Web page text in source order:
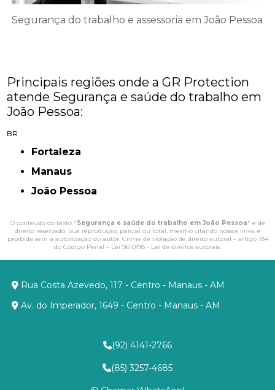
Segurança do trabalho e assessoria em João Pessoa
Principais regiões onde a GR Protection
atende Segurança e saúde do trabalho em
João Pessoa:
BR
Fortaleza
Manaus
João Pessoa
O conteúdo do texto "Segurança e saúde do trabalho em João Pessoa" é de
direito reservado. Sua reprodução, parcial ou total, mesmo citando nossos links, é
proibida sem a autorização do autor. Crime de violação de direito autoral – artigo 184
do Código Penal – Lei 9610/98 - Lei de direitos autorais.
Rua Costa Azevedo, 117 - Centro - Manaus - AM
Av. do Imperador, 1649 - Centro - Manaus - AM
(92) 4141-2766
(85) 3257-4685